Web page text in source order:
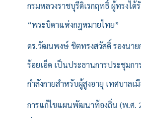
กรมหลวงราชบุรีดิเรกฤทธิ์ ผู้ทรงได้
“พระบิดาแห่งกฎหมายไทย”
ดร.วัฒนพงษ์ ชิตทรงสวัสดิ์ รองนาย
ร้อยเอ็ด เป็นประธานการประชุมกา
กำลังกายสำหรับผู้สูงอายุ เทศบาลเ
การแก้ไขแผนพัฒนาท้องถิ่น (พ.ศ.